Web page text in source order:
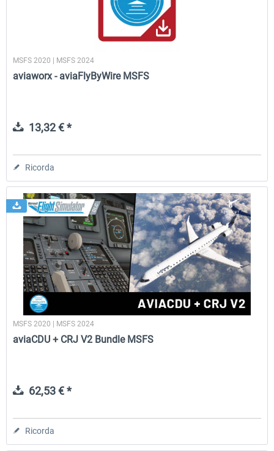
MSFS 2020 | MSFS 2024
aviaworx - aviaFlyByWire MSFS
13,32 € *
Ricorda
MSFS 2020 | MSFS 2024
aviaCDU + CRJ V2 Bundle MSFS
62,53 € *
Ricorda